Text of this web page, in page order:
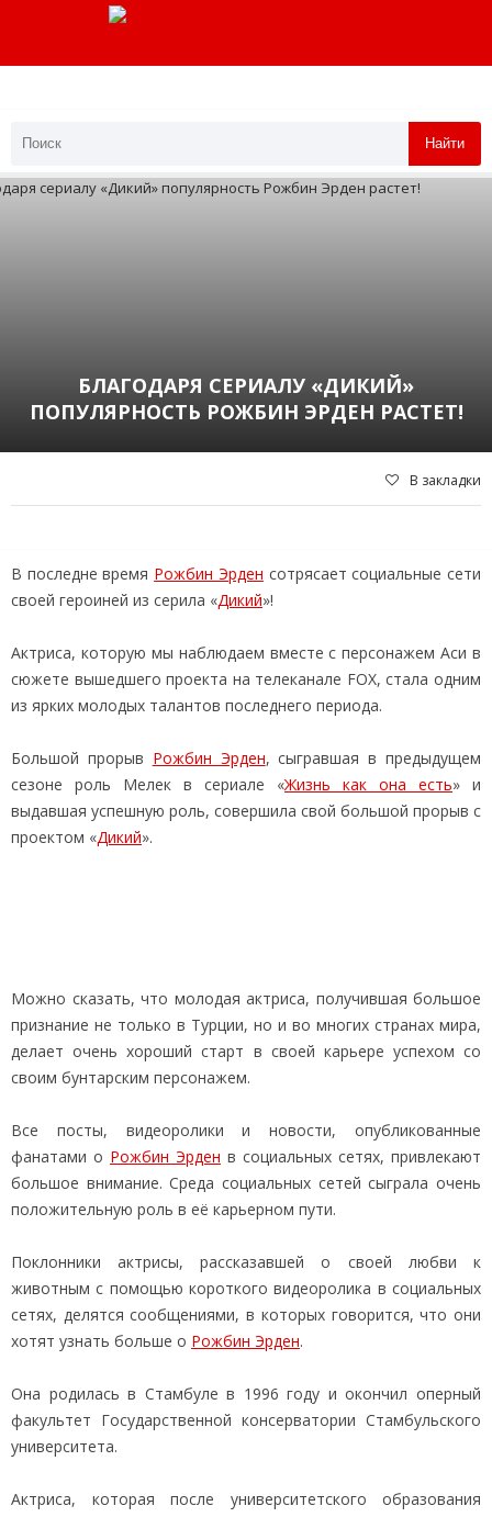
Найти
БЛАГОДАРЯ СЕРИАЛУ «ДИКИЙ»
ПОПУЛЯРНОСТЬ РОЖБИН ЭРДЕН РАСТЕТ!
В закладки
В последне время Рожбин Эрден сотрясает социальные сети
своей героиней из серила «Дикий»!
Актриса, которую мы наблюдаем вместе с персонажем Аси в
сюжете вышедшего проекта на телеканале FOX, стала одним
из ярких молодых талантов последнего периода.
Большой прорыв Рожбин Эрден, сыгравшая в предыдущем
сезоне роль Мелек в сериале «Жизнь как она есть» и
выдавшая успешную роль, совершила свой большой прорыв с
проектом «Дикий».
Можно сказать, что молодая актриса, получившая большое
признание не только в Турции, но и во многих странах мира,
делает очень хороший старт в своей карьере успехом со
своим бунтарским персонажем.
Все посты, видеоролики и новости, опубликованные
фанатами о Рожбин Эрден в социальных сетях, привлекают
большое внимание. Среда социальных сетей сыграла очень
положительную роль в её карьерном пути.
Поклонники актрисы, рассказавшей о своей любви к
животным с помощью короткого видеоролика в социальных
сетях, делятся сообщениями, в которых говорится, что они
хотят узнать больше о Рожбин Эрден.
Она родилась в Стамбуле в 1996 году и окончил оперный
факультет Государственной консерватории Стамбульского
университета.
Актриса, которая после университетского образования